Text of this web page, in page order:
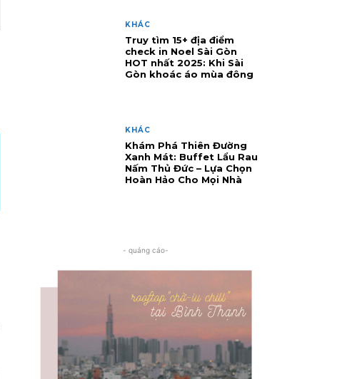
KHÁC
Truy tìm 15+ địa điểm
check in Noel Sài Gòn
HOT nhất 2025: Khi Sài
Gòn khoác áo mùa đông
KHÁC
Khám Phá Thiên Đường
Xanh Mát: Buffet Lẩu Rau
Nấm Thủ Đức – Lựa Chọn
Hoàn Hảo Cho Mọi Nhà
- quảng cáo-